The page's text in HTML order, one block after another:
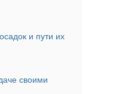
и пути их
своими